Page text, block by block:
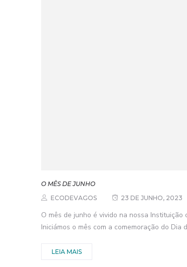
O MÊS DE JUNHO
ECODEVAGOS
23 DE JUNHO, 2023
O mês de junho é vivido na nossa
Iniciámos o mês com a comemoração do Dia
LEIA MAIS